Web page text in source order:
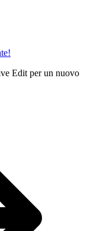
Edit per un nuovo